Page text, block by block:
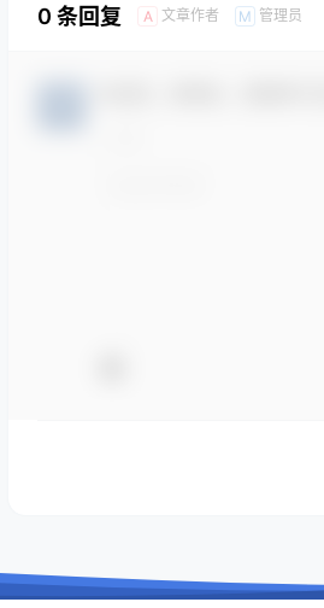
0 条回复 A 文章作者 M 管理员